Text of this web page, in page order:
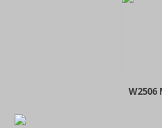
W2506